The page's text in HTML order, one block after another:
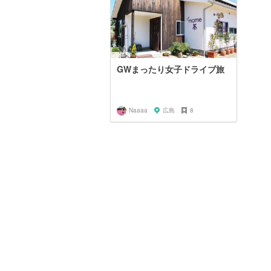
GWまったり女子ドライブ旅
Naaaa 広島 8